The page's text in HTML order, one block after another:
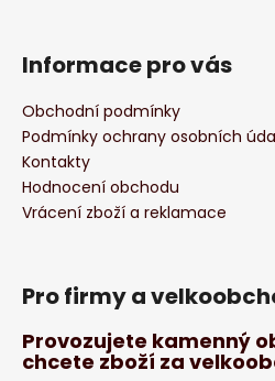
Informace pro vás
Obchodní podmínky
Podmínky ochrany osobních
Kontakty
Hodnocení obchodu
Vrácení zboží a reklamace
Pro firmy a
Provozujete kamenný
chcete zboží za